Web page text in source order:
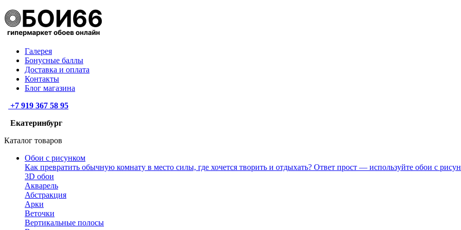
Галерея
Бонусные баллы
Доставка и оплата
Контакты
Блог магазина
+7 919 367 58 95
Екатеринбург
Каталог товаров
Обои с рисунком
Как превратить обычную комнату в место силы, где хочется творить и отдыхать? Ответ прост — используйте обои с
3D обои
Акварель
Абстракция
Арки
Веточки
Вертикальные полосы